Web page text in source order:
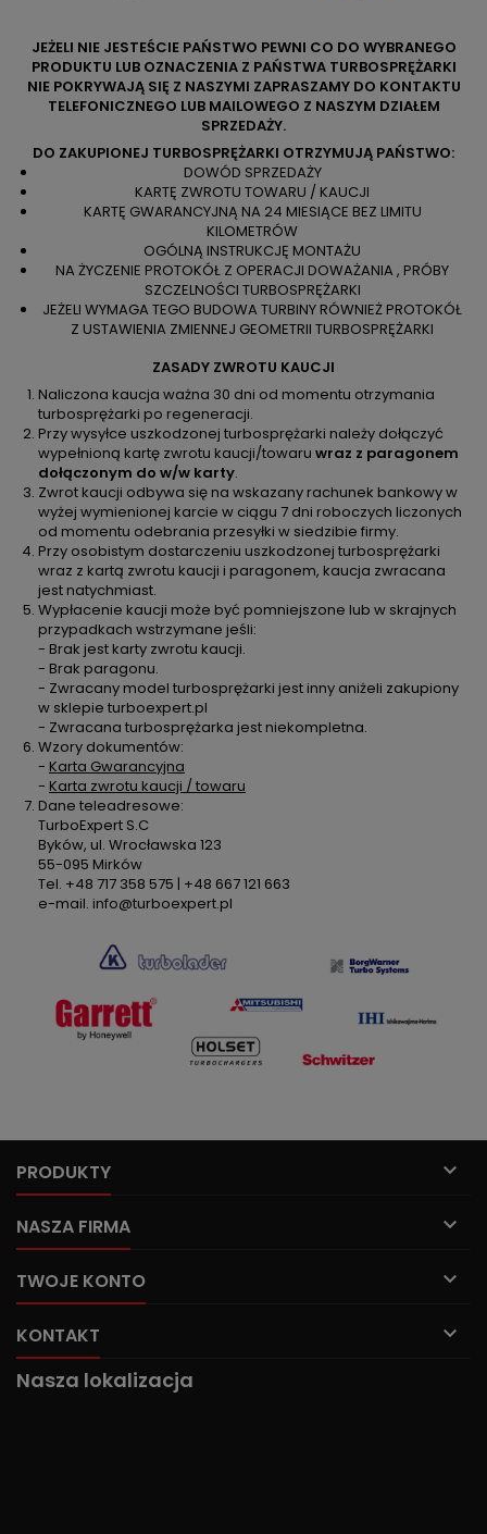
JEŻELI NIE JESTEŚCIE PAŃSTWO PEWNI CO DO WYBRANEGO
PRODUKTU LUB OZNACZENIA Z PAŃSTWA TURBOSPRĘŻARKI
NIE POKRYWAJĄ SIĘ Z NASZYMI ZAPRASZAMY DO KONTAKTU
TELEFONICZNEGO LUB MAILOWEGO Z NASZYM DZIAŁEM
SPRZEDAŻY.
DO ZAKUPIONEJ TURBOSPRĘŻARKI OTRZYMUJĄ PAŃSTWO:
DOWÓD SPRZEDAŻY
KARTĘ ZWROTU TOWARU / KAUCJI
KARTĘ GWARANCYJNĄ NA 24 MIESIĄCE BEZ LIMITU
KILOMETRÓW
OGÓLNĄ INSTRUKCJĘ MONTAŻU
NA ŻYCZENIE PROTOKÓŁ Z OPERACJI DOWAŻANIA , PRÓBY
SZCZELNOŚCI TURBOSPRĘŻARKI
JEŻELI WYMAGA TEGO BUDOWA TURBINY RÓWNIEŻ PROTOKÓŁ
Z USTAWIENIA ZMIENNEJ GEOMETRII TURBOSPRĘŻARKI
ZASADY ZWROTU KAUCJI
Naliczona kaucja ważna 30 dni od momentu otrzymania
turbosprężarki po regeneracji.
Przy wysyłce uszkodzonej turbosprężarki należy dołączyć
wypełnioną kartę zwrotu kaucji/towaru wraz z paragonem
dołączonym do w/w karty.
Zwrot kaucji odbywa się na wskazany rachunek bankowy w
wyżej wymienionej karcie w ciągu 7 dni roboczych liczonych
od momentu odebrania przesyłki w siedzibie firmy.
Przy osobistym dostarczeniu uszkodzonej turbosprężarki
wraz z kartą zwrotu kaucji i paragonem, kaucja zwracana
jest natychmiast.
Wypłacenie kaucji może być pomniejszone lub w skrajnych
przypadkach wstrzymane jeśli:
- Brak jest karty zwrotu kaucji.
- Brak paragonu.
- Zwracany model turbosprężarki jest inny aniżeli zakupiony
w sklepie turboexpert.pl
- Zwracana turbosprężarka jest niekompletna.
Wzory dokumentów:
- Karta Gwarancyjna
- Karta zwrotu kaucji / towaru
Dane teleadresowe:
TurboExpert S.C
Byków, ul. Wrocławska 123
55-095 Mirków
Tel. +48 717 358 575 | +48 667 121 663
e-mail. info@turboexpert.pl
PRODUKTY 
NASZA FIRMA 
TWOJE KONTO 
KONTAKT 
Nasza lokalizacja